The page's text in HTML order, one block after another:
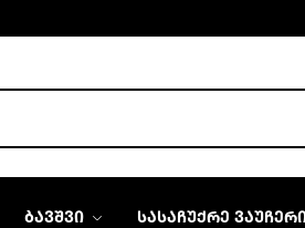
ᲑᲐᲕᲨᲕᲘ ᲡᲐᲡᲐᲩᲣᲥᲠᲔ